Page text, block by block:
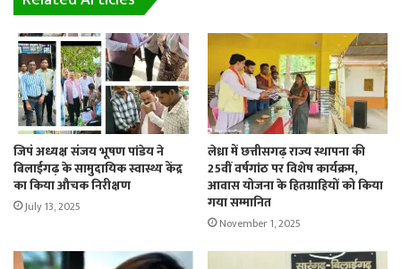
जिपं अध्यक्ष संजय भूषण पांडेय ने
बिलाईगढ़ के सामुदायिक स्वास्थ्य केंद्र
का किया औचक निरीक्षण
July 13, 2025
लेध्रा में छत्तीसगढ़ राज्य स्थापना की
25वीं वर्षगांठ पर विशेष कार्यक्रम,
आवास योजना के हितग्राहियों को किया
गया सम्मानित
November 1, 2025